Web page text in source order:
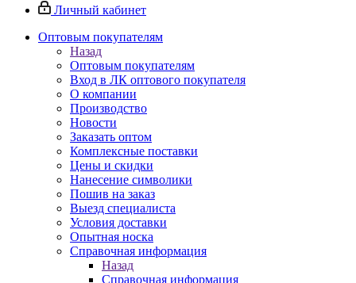
Личный кабинет
Оптовым покупателям
Назад
Оптовым покупателям
Вход в ЛК оптового покупателя
О компании
Производство
Новости
Заказать оптом
Комплексные поставки
Цены и скидки
Нанесение символики
Пошив на заказ
Выезд специалиста
Условия доставки
Опытная носка
Справочная информация
Назад
Справочная информация